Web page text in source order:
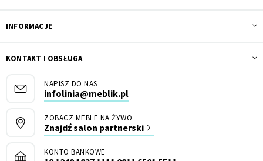
INFORMACJE
KONTAKT I OBSŁUGA
NAPISZ DO NAS
infolinia@meblik.pl
ZOBACZ MEBLE NA ŻYWO
Znajdź salon partnerski
KONTO BANKOWE